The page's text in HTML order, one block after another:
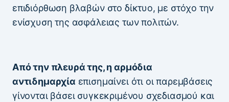
επιδιόρθωση βλαβών στο δίκτυο, με στόχο την
ενίσχυση της ασφάλειας των πολιτών.
Από την πλευρά της, η αρμόδια
αντιδημαρχία επισημαίνει ότι οι παρεμβάσεις
γίνονται βάσει συγκεκριμένου σχεδιασμού και